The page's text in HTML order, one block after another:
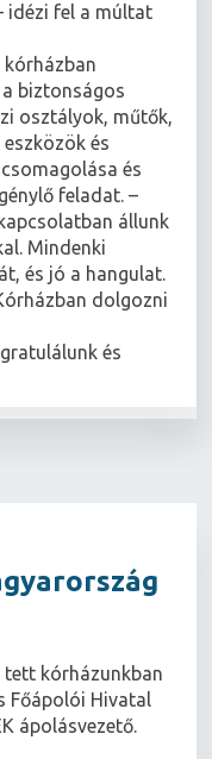
idézi fel a múltat
biztonságos
osztályok, műtők,
és
és
feladat. –
állunk
Mindenki
és jó a hangulat.
dolgozni
és
kórházunkban
Főápolói Hivatal
ápolásvezető.